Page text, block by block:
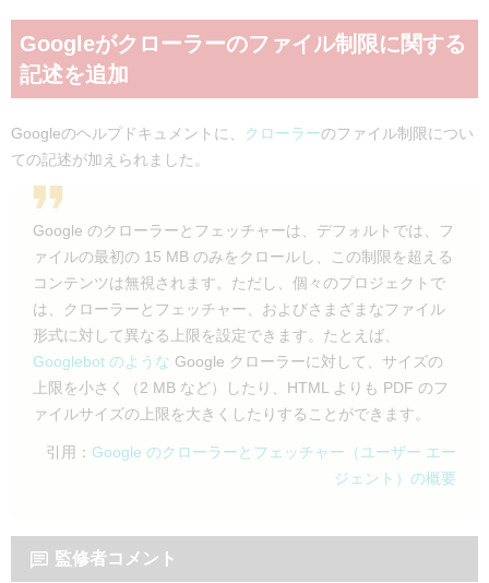
Googleがクローラーのファイル制限に関する
記述を追加
Googleのヘルプドキュメントに、 クローラーのファイル制限につい
ての記述が加えられました。
Google のクローラーとフェッチャーは、デフォルトでは、フ
ァイルの最初の 15 MB のみをクロールし、この制限を超える
コンテンツは無視されます。ただし、個々のプロジェクトで
は、クローラーとフェッチャー、およびさまざまなファイル
形式に対して異なる上限を設定できます。たとえば、
Googlebot のような Google クローラーに対して、サイズの
上限を小さく（2 MB など）したり、HTML よりも PDF のフ
ァイルサイズの上限を大きくしたりすることができます。
引用： Google のクローラーとフェッチャー（ユーザー エー
ジェント）の概要
監修者コメント